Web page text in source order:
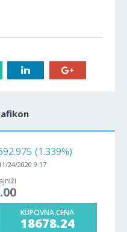
(1.339%)
24/2020 9:17
KUPOVNA CENA
18678.24